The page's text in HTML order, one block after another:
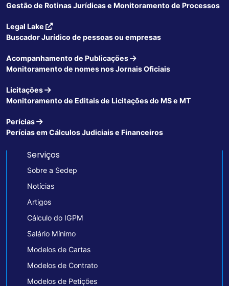
Gestão de Rotinas Jurídicas e Monitoramento de Processos
Legal Lake
Buscador Jurídico de pessoas ou empresas
Acompanhamento de Publicações
Monitoramento de nomes nos Jornais Oficiais
Licitações
Monitoramento de Editais de Licitações do MS e MT
Perícias
Perícias em Cálculos Judiciais e Financeiros
Serviços
Sobre a Sedep
Notícias
Artigos
Cálculo do IGPM
Salário Mínimo
Modelos de Cartas
Modelos de Contrato
Modelos de Petições